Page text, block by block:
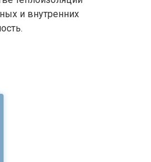
и внутренних